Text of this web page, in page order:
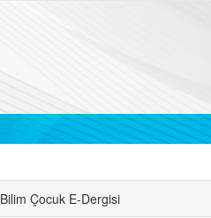
Bilim Çocuk E-Dergisi